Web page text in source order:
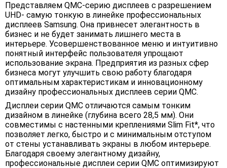
Представляем QMC-серию дисплеев с разрешением
UHD- самую тонкую в линейке профессиональных
дисплеев Samsung. Она привнесет элегантность в
бизнес и не будет занимать лишнего места в
интерьере. Усовершенствованное меню и интуитивно
понятный интерфейс пользователя упрощают
использование экрана. Предприятия из разных сфер
бизнеса могут улучшить свою работу благодаря
оптимальным характеристикам и инновационному
дизайну профессиональных дисплеев серии QMC.
Дисплеи серии QMC отличаются самым тонким
дизайном в линейке (глубина всего 28,5 мм). Они
совместимы с настенными креплениями Slim Fit*, что
позволяет легко, быстро и с минимальным отступом
от стены устанавливать экраны в любом интерьере.
Благодаря своему элегантному дизайну,
профессиональные дисплеи серии QMC оптимизируют